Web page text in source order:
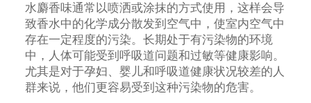
水麝香味通常以喷洒或涂抹的方式使用，这样会导
致香水中的化学成分散发到空气中，使室内空气中
存在一定程度的污染。长期处于有污染物的环境
中，人体可能受到呼吸道问题和过敏等健康影响。
尤其是对于孕妇、婴儿和呼吸道健康状况较差的人
群来说，他们更容易受到这种污染物的危害。